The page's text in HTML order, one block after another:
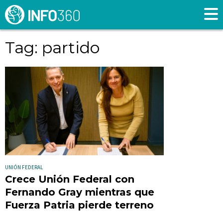
Tag: partido
UNIÓN FEDERAL
Crece Unión Federal con
Fernando Gray mientras que
Fuerza Patria pierde terreno